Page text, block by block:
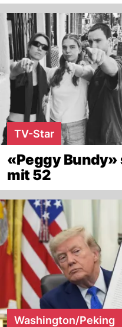
TV-Star
«Peggy
mit 52
Washington/Peking